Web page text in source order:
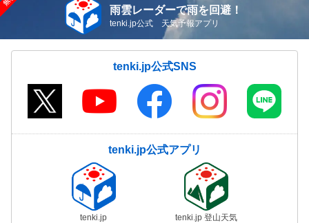
雨雲レーダーで雨を回避！
tenki.jp公式 天気予報アプリ
tenki.jp公式SNS
tenki.jp公式アプリ
tenki.jp tenki.jp 登山天気